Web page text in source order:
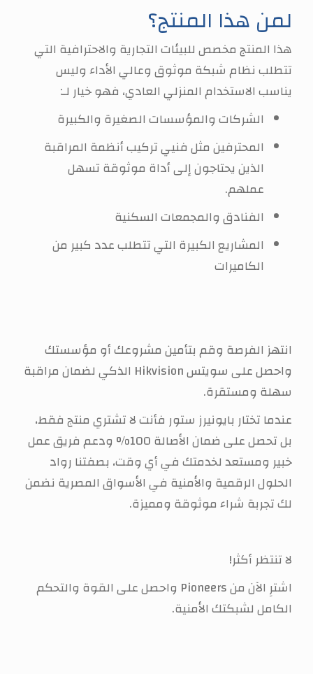
لمن هذا المنتج؟
هذا المنتج مخصص للبيئات التجارية والاحترافية التي
تتطلب نظام شبكة موثوق وعالي الأداء وليس
يناسب الاستخدام المنزلي العادي، فهو خيار لـ:
الشركات والمؤسسات الصغيرة والكبيرة
المحترفين مثل فنيي تركيب أنظمة المراقبة
الذين يحتاجون إلى أداة موثوقة تسهل
عملهم.
الفنادق والمجمعات السكنية
المشاريع الكبيرة التي تتطلب عدد كبير من
الكاميرات
انتهز الفرصة وقم بتأمين مشروعك أو مؤسستك
واحصل على سويتس Hikvision الذكي لضمان مراقبة
سهلة ومستقرة.
عندما تختار بايونيرز ستور فأنت لا تشتري منتج فقط،
بل تحصل على ضمان الأصالة 100% ودعم فريق عمل
خبير ومستعد لخدمتك في أي وقت، بصفتنا رواد
الحلول الرقمية والأمنية في الأسواق المصرية نضمن
لك تجربة شراء موثوقة ومميزة.
لا تنتظر أكثر!
اشترِ الآن من Pioneers واحصل على القوة والتحكم
الكامل لشبكتك الأمنية.